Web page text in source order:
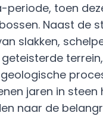
periode, toen
Naast de
slakken,
jaren in steen
naar de